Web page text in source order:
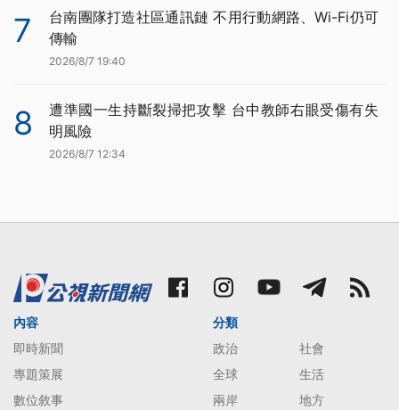
7
台南團隊打造社區通訊鏈 不用行動網路、Wi-Fi仍可
傳輸
2026/8/7 19:40
8
遭準國一生持斷裂掃把攻擊 台中教師右眼受傷有失
明風險
2026/8/7 12:34
內容
即時新聞
專題策展
數位敘事
分類
政治
社會
全球
生活
兩岸
地方